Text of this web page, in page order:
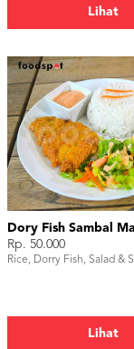
Lihat
Dory Fish Sambal
Rp. 50.000
Rice, Dorry Fish, Salad &
Lihat